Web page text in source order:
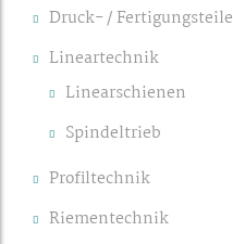
Druck- / Fertigungsteile
Lineartechnik
Linearschienen
Spindeltrieb
Profiltechnik
Riementechnik